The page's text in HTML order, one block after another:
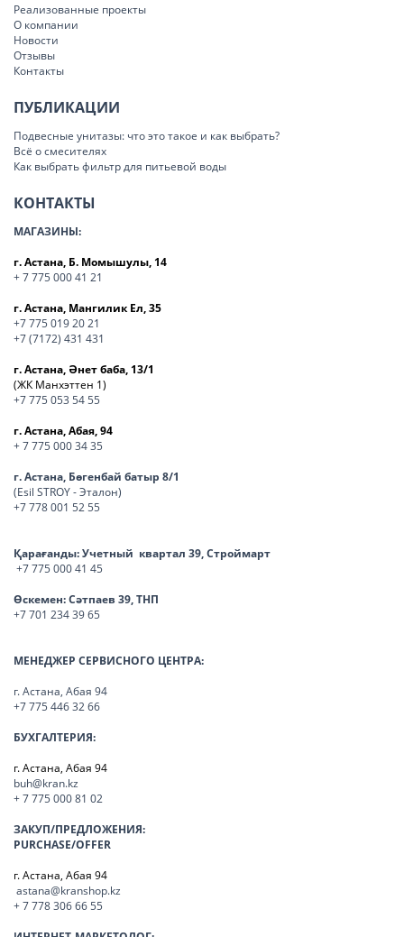
Реализованные проекты
О компании
Новости
Отзывы
Контакты
ПУБЛИКАЦИИ
Подвесные унитазы: что это такое и как выбрать?
Всё о смесителях
Как выбрать фильтр для питьевой воды
КОНТАКТЫ
МАГАЗИНЫ:
г. Астана, Б. Момышулы, 14
+ 7 775 000 41 21
г. Астана, Мангилик Ел, 35
+7 775 019 20 21
+7 (7172) 431 431
г. Астана, Әнет баба, 13/1
(ЖК Манхэттен 1)
+7 775 053 54 55
г. Астана, Абая, 94
+ 7 775 000 34 35
г. Астана, Бөгенбай батыр 8/1
(Esil STROY - Эталон)
+7 778 001 52 55
Қарағанды:Учетный квартал 39, Строймарт
+7 775 000 41 45
Өскемен:Сәтпаев 39, ТНП
+7 701 234 39 65
МЕНЕДЖЕР СЕРВИСНОГО ЦЕНТРА:
г. Астана, Абая 94
+7 775 446 32 66
БУХГАЛТЕРИЯ:
г. Астана, Абая 94
buh@kran.kz
+ 7 775 000 81 02
ЗАКУП/ПРЕДЛОЖЕНИЯ:
PURCHASE/OFFER
г. Астана, Абая 94
astana@kranshop.kz
+ 7 778 306 66 55